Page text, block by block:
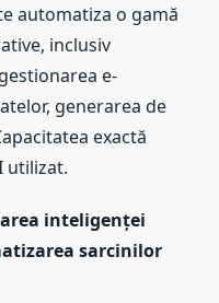
automatiza o gamă
inclusiv
e-
generarea de
exactă
utilizat.
inteligenței
sarcinilor